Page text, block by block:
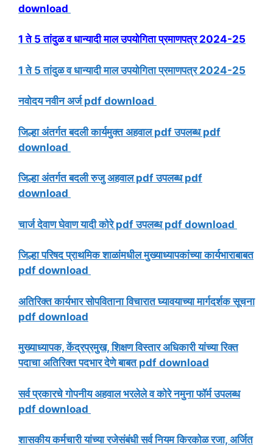
download
1 ते 5 तांदुळ व धान्यादी माल उपयोगिता प्रमाणपत्र 2024-25
1 ते 5 तांदुळ व धान्यादी माल उपयोगिता प्रमाणपत्र 2024-25
नवोदय नवीन अर्ज pdf download
जिल्हा अंतर्गत बदली कार्यमुक्त अहवाल pdf उपलब्ध pdf
download
जिल्हा अंतर्गत बदली रुजु अहवाल pdf उपलब्ध pdf
download
चार्ज देवाण घेवाण यादी कोरे pdf उपलब्ध pdf download
जिल्हा परिषद प्राथमिक शाळांमधील मुख्याध्यापकांच्या कार्यभाराबाबत
pdf download
अतिरिक्त कार्यभार सोपविताना विचारात घ्यावयाच्या मार्गदर्शक सूचना
pdf download
मुख्याध्यापक, केंद्रप्रमुख, शिक्षण विस्तार अधिकारी यांच्या रिक्त
पदाचा अतिरिक्त पदभार देणे बाबत pdf download
सर्व प्रकारचे गोपनीय अहवाल भरलेले व कोरे नमुना फॉर्म उपलब्ध
pdf download
शासकीय कर्मचारी यांच्या रजेसंबंधी सर्व नियम किरकोळ रजा, अर्जित